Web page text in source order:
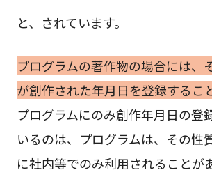
と、されています。
プログラムの著作物の場合には、
が創作された年月日を登録するこ
プログラムにのみ創作年月日の登
いるのは、プログラムは、その性
に社内等でのみ利用されることが